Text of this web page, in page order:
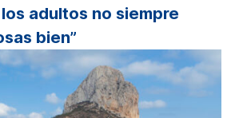
adultos no siempre
bien”